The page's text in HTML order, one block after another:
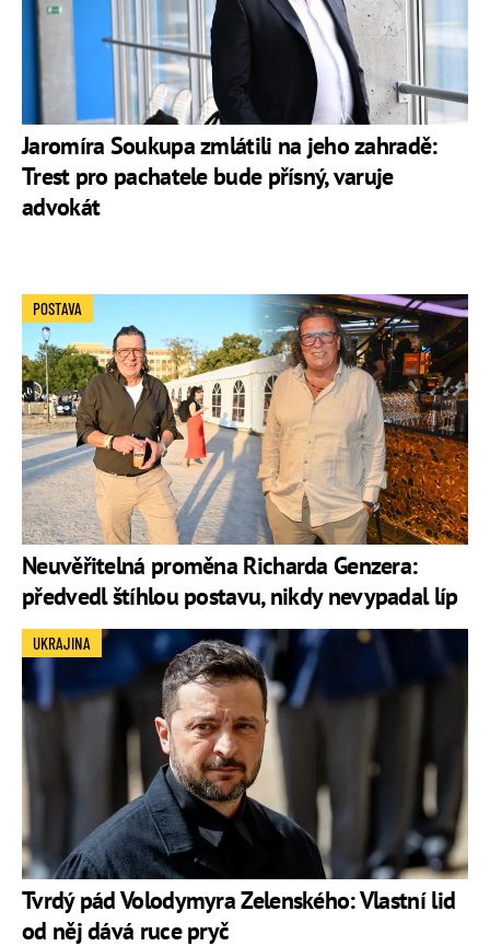
Jaromíra Soukupa zmlátili na jeho zahradě:
Trest pro pachatele bude přísný, varuje
advokát
Neuvěřitelná proměna Richarda Genzera:
předvedl štíhlou postavu, nikdy nevypadal líp
POSTAVA
Tvrdý pád Volodymyra Zelenského: Vlastní lid
od něj dává ruce pryč
UKRAJINA